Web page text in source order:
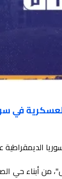
سوريا ليوم
من أبناء حي